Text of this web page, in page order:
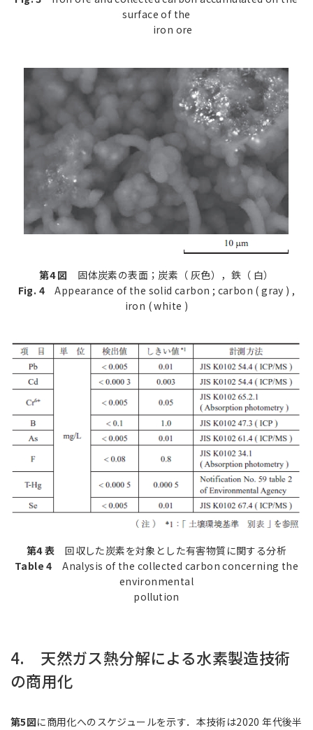
surface of the
iron ore
第4 図 固体炭素の表面；炭素（ 灰色），鉄（ 白）
Fig. 4 Appearance of the solid carbon ; carbon ( gray ) ,
iron ( white )
第4 表 回収した炭素を対象とした有害物質に関する分析
Table 4 Analysis of the collected carbon concerning the
environmental
pollution
4. 天然ガス熱分解による水素製造技術
の商用化
第5図に商用化へのスケジュールを示す．本技術は2020 年代後半